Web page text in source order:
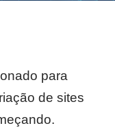
para
de sites